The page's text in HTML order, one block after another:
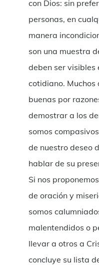
con Dios: sin
personas, en
manera
son una muestra
deben ser visibles
cotidiano. Muchos
buenas por
demostrar a los
somos
de nuestro deseo
hablar de su
Si nos
de oración y
somos
malentendidos o
llevar a otros a
concluye su lista